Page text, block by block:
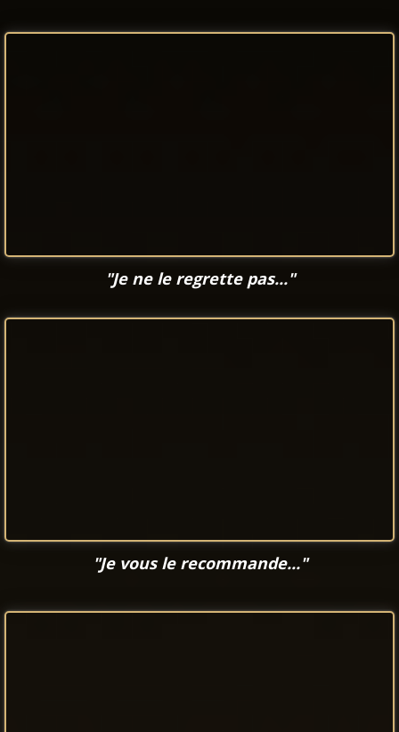
"Je ne le regrette pas..."
"Je vous le recommande..."